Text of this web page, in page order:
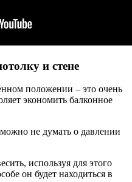
и стене
положении – это очень
экономить балконное
не думать о давлении
используя для этого
он будет находиться в